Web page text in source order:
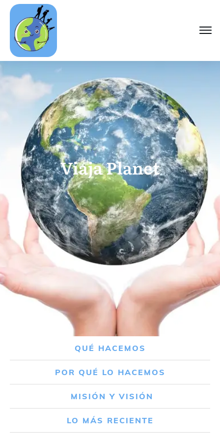
Viaja Planet
QUÉ HACEMOS
POR QUÉ LO HACEMOS
MISIÓN Y VISIÓN
LO MÁS RECIENTE